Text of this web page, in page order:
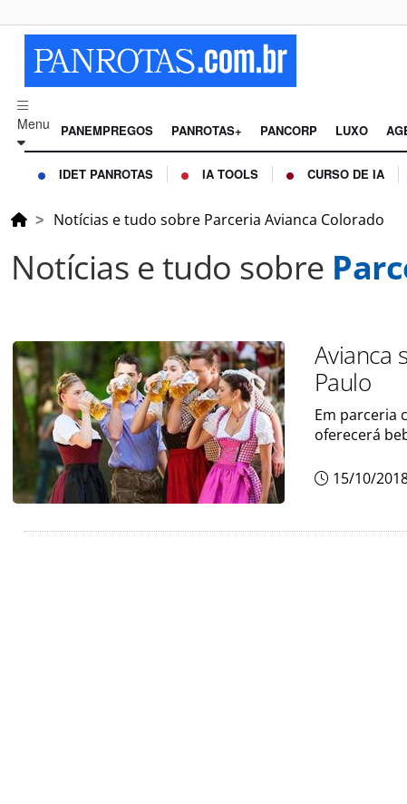
Menu PANEMPREGOS PANROTAS+ PANCORP LUXO
IDET PANROTAS IA TOOLS CURSO DE IA
Notícias e tudo sobre Parceria Avianca Colorado
Notícias e tudo sobre
Avianca
Paulo
Em parceria
oferecerá
15/10/